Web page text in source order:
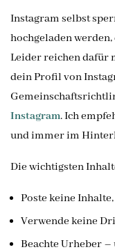
Instagram selbst
hochgeladen
Leider reichen dafür
dein Profil von
Instagram. Ich
und immer im
Die wichtigsten
Poste keine
Verwende keine
Beachte Urheber